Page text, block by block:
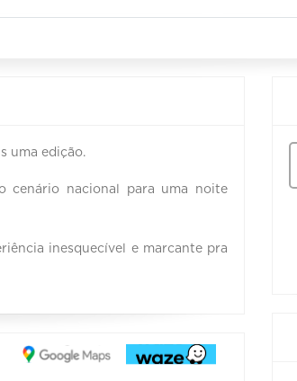
uma edição.
cenário nacional para uma noite
inesquecível e marcante pra